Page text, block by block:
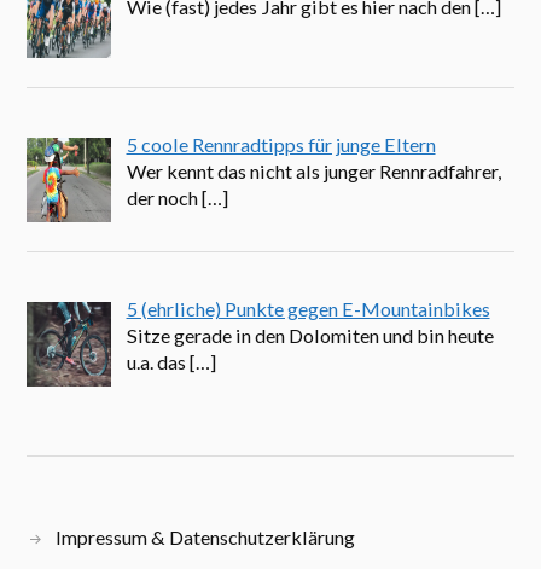
Wie (fast) jedes Jahr gibt es hier nach den[…]
5 coole Rennradtipps für junge Eltern
Wer kennt das nicht als junger Rennradfahrer,
der noch[…]
5 (ehrliche) Punkte gegen E-Mountainbikes
Sitze gerade in den Dolomiten und bin heute
u.a. das […]
Impressum & Datenschutzerklärung